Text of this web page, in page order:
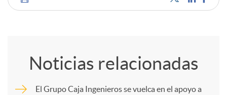
C
m
Noticias relacionadas
El Grupo Caja Ingenieros se vuelca en el apoyo a